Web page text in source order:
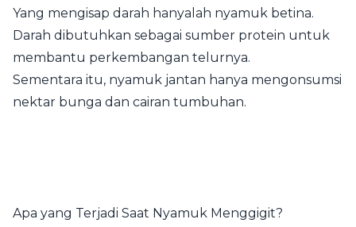
Yang mengisap darah hanyalah nyamuk betina.
Darah dibutuhkan sebagai sumber protein untuk
membantu perkembangan telurnya.
Sementara itu, nyamuk jantan hanya mengonsumsi
nektar bunga dan cairan tumbuhan.
Apa yang Terjadi Saat Nyamuk Menggigit?